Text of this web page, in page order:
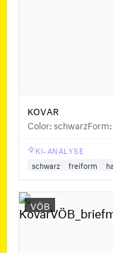
KOVAR
Color: schwarz
KI-ANALYSE
schwarz
freiform
VÖB